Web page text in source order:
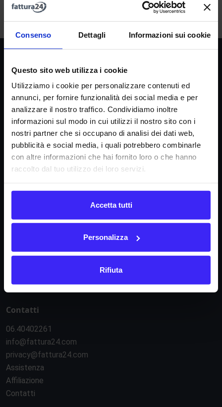
Consenso Dettagli Informazioni sui cookie
Questo sito web utilizza i cookie
Utilizziamo i cookie per personalizzare contenuti ed
annunci, per fornire funzionalità dei social media e per
analizzare il nostro traffico. Condividiamo inoltre
informazioni sul modo in cui utilizzi il nostro sito con i
nostri partner che si occupano di analisi dei dati web,
pubblicità e social media, i quali potrebbero combinarle
con altre informazioni che hai fornito loro o che hanno
raccolto dal tuo utilizzo dei loro servizi.
Accetta tutti
Personalizza
Rifiuta
N
O P W X Y
Dicono di noi
Fattura24 srl
Via B. Croce 19, Roma (Italia)
P.IVA IT11359591002
Informazioni
Informativa privacy
Regolamento e-commerce
Regolamento API
Contatti
06.40402261
info@fattura24.com
privacy@fattura24.com
Assistenza
Affiliazione
Contatti